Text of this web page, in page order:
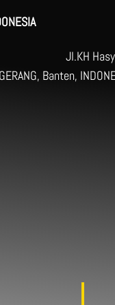
Jl.KH
Banten,